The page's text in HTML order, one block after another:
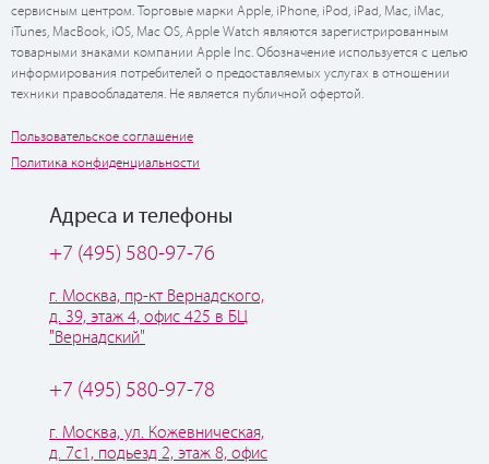
сервисным центром. Торговые марки Apple, iPhone, iPod, iPad, Mac, iMac,
iTunes, MacBook, iOS, Mac OS, Apple Watch являются зарегистрированным
товарными знаками компании Apple Inc. Обозначение используется с целью
информирования потребителей о предоставляемых услугах в отношении
техники правообладателя. Не является публичной офертой.
Пользовательское соглашение
Политика конфиденциальности
Адреса и телефоны
+7 (495) 580-97-76
г. Москва, пр-кт Вернадского,
д. 39, этаж 4, офис 425 в БЦ
"Вернадский"
+7 (495) 580-97-78
г. Москва, ул. Кожевническая,
д. 7с1, подьезд 2, этаж 8, офис